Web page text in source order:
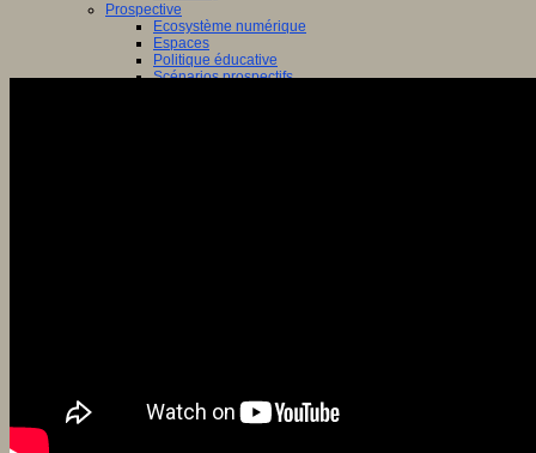
Prospective
Ecosystème numérique
Espaces
Politique éducative
Scénarios prospectifs
Logiciels libres